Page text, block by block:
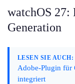
watchOS 27:
Generation
LESEN SIE AUCH:
Adobe-Plugin für
integriert